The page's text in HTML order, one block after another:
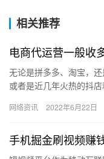
相关推荐
电商代运营一般收
无论是拼多多、淘宝，
或者是近几年火热的抖
首先…
网络资讯 2022年6月22日
手机掘金刷视频赚